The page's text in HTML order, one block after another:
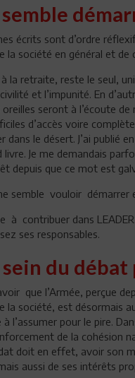
écrits sont d’ordre
la société en général et
la retraite, reste le seul,
et l’impunité. En
seront à l’écoute
d’accès voire
dans le désert. J’ai publié
Je me demandais
depuis que ce mot est
semble vouloir démarrer
à contribuer dans
ses responsables.
sein du
que l’Armée, perçue
la société, est désormais
l’assumer pour le pire.
de la cohésion
doit en effet, avoir son
aussi de ses intérêts